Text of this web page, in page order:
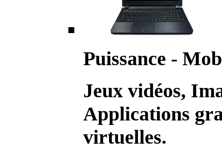
Puissance -
Jeux vidéos,
Applications
virtuelles.